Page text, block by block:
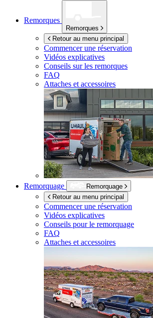
Remorques
Remorques
Retour au menu principal
Commencer une réservation
Vidéos explicatives
Conseils sur les remorques
FAQ
Attaches et accessoires
Remorquage
Remorquage
Retour au menu principal
Commencer une réservation
Vidéos explicatives
Conseils pour le remorquage
FAQ
Attaches et accessoires